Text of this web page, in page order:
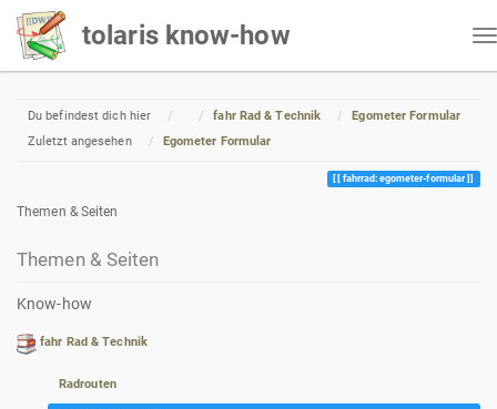
tolaris know-how
Du befindest dich hier Homefahr Rad & Technik
Egometer Formular
Zuletzt angesehen
Egometer Formular
fahrrad:egometer-formular
Themen & Seiten
Themen & Seiten
Know-how
fahr Rad & Technik
Radrouten